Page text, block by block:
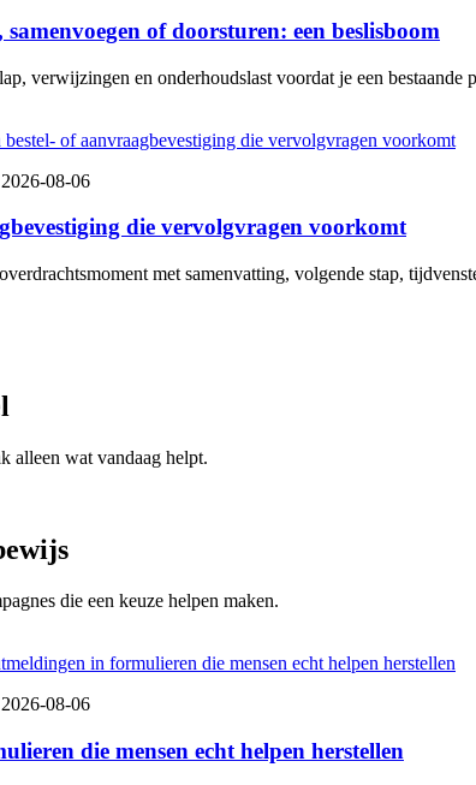
of doorsturen: een beslisboom
verwijzingen en onderhoudslast voordat je een bestaande
08-06
die vervolgvragen voorkomt
met samenvatting, volgende stap,
alleen wat vandaag helpt.
die een keuze helpen maken.
08-06
die mensen echt helpen herstellen